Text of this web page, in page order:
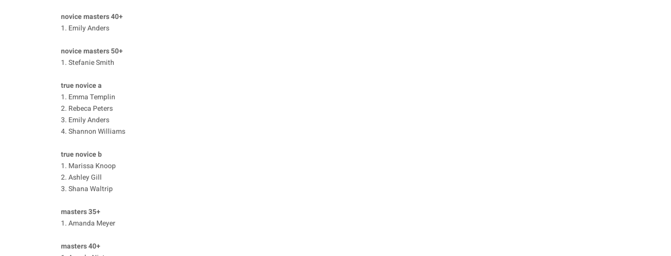
novice masters 40+
1. Emily Anders
novice masters 50+
1. Stefanie Smith
true novice a
1. Emma Templin
2. Rebeca Peters
3. Emily Anders
4. Shannon Williams
true novice b
1. Marissa Knoop
2. Ashley Gill
3. Shana Waltrip
masters 35+
1. Amanda Meyer
masters 40+